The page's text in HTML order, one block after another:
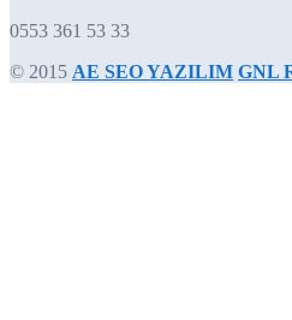
0553 361 53 33
© 2015 AE SEO YAZILIM GNL